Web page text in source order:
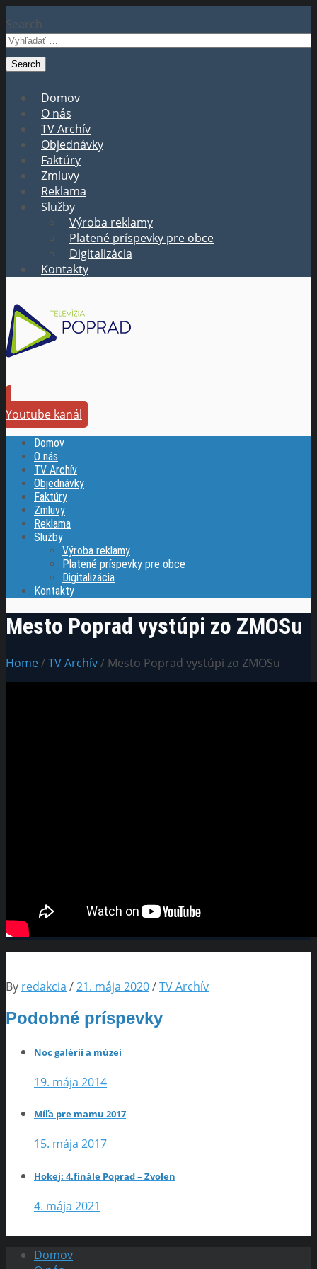
Search
Domov
O nás
TV Archív
Objednávky
Faktúry
Zmluvy
Reklama
Služby
Výroba reklamy
Platené príspevky pre obce
Digitalizácia
Kontakty
Youtube kanál
Domov
O nás
TV Archív
Objednávky
Faktúry
Zmluvy
Reklama
Služby
Výroba reklamy
Platené príspevky pre obce
Digitalizácia
Kontakty
Mesto Poprad vystúpi zo ZMOSu
Home/TV Archív/ Mesto Poprad vystúpi zo ZMOSu
By redakcia /21. mája 2020/TV Archív
Podobné príspevky
Noc galérii a múzei
19. mája 2014
Míľa pre mamu 2017
15. mája 2017
Hokej: 4.finále Poprad – Zvolen
4. mája 2021
Domov